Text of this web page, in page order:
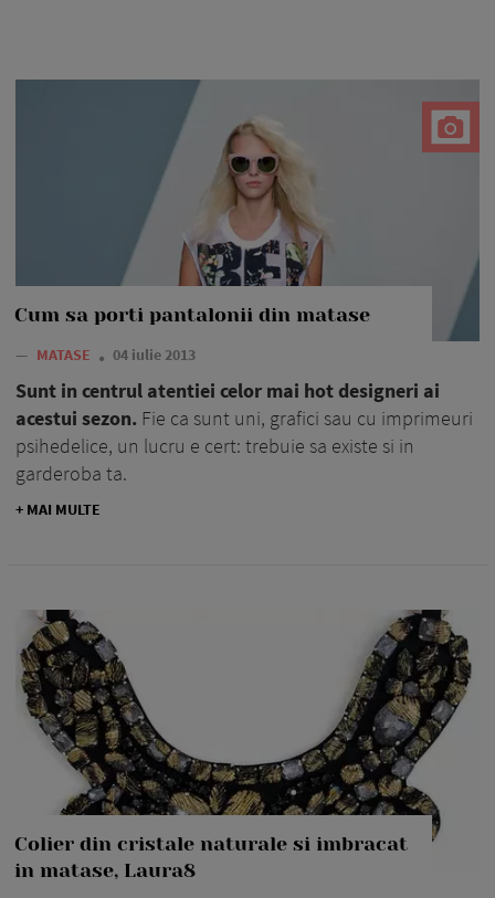
Cum sa porti pantalonii din matase
— MATASE 04 iulie 2013
Sunt in centrul atentiei celor mai hot designeri ai
acestui sezon. Fie ca sunt uni, grafici sau cu imprimeuri
psihedelice, un lucru e cert: trebuie sa existe si in
garderoba ta.
+ MAI MULTE
Colier din cristale naturale si imbracat
in matase, Laura8